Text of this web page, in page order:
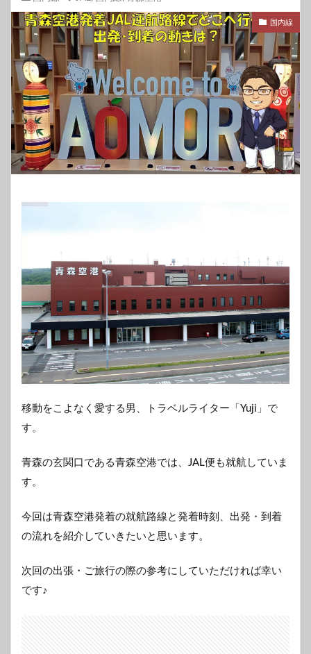
国内線
移動をこよなく愛する男、トラベルライター「Yuji」で
す。
青森の玄関口である青森空港では、JAL便も就航していま
す。
今回は青森空港発着の就航路線と発着時刻、出発・到着
の流れを紹介していきたいと思います。
次回の出張・ご旅行の際の参考にしていただければ幸い
です♪